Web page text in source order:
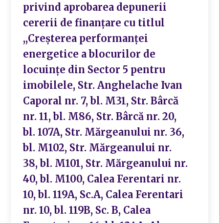
privind aprobarea depunerii
cererii de finanțare cu titlul
,,Creșterea performanței
energetice a blocurilor de
locuințe din Sector 5 pentru
imobilele, Str. Anghelache Ivan
Caporal nr. 7, bl. M31, Str. Bârcă
nr. 11, bl. M86, Str. Bârcă nr. 20,
bl. 107A, Str. Mărgeanului nr. 36,
bl. M102, Str. Mărgeanului nr.
38, bl. M101, Str. Mărgeanului nr.
40, bl. M100, Calea Ferentari nr.
10, bl. 119A, Sc.A, Calea Ferentari
nr. 10, bl. 119B, Sc. B, Calea